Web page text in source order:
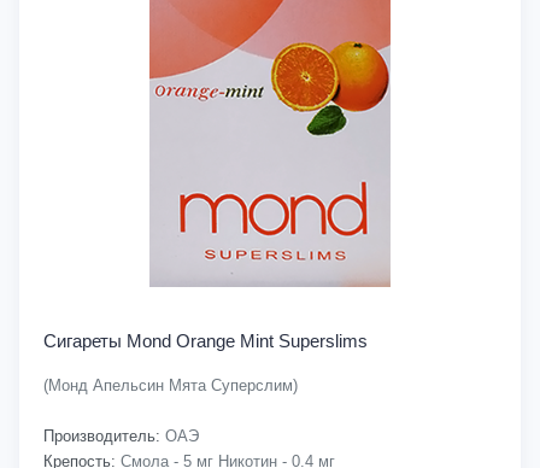
Сигареты Mond Orange Mint Superslims
(Монд Апельсин Мята Суперслим)
Производитель: ОАЭ
Крепость: Смола - 5 мг Никотин - 0.4 мг